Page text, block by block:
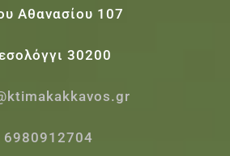
Αθανασίου 107
30200
6980912704